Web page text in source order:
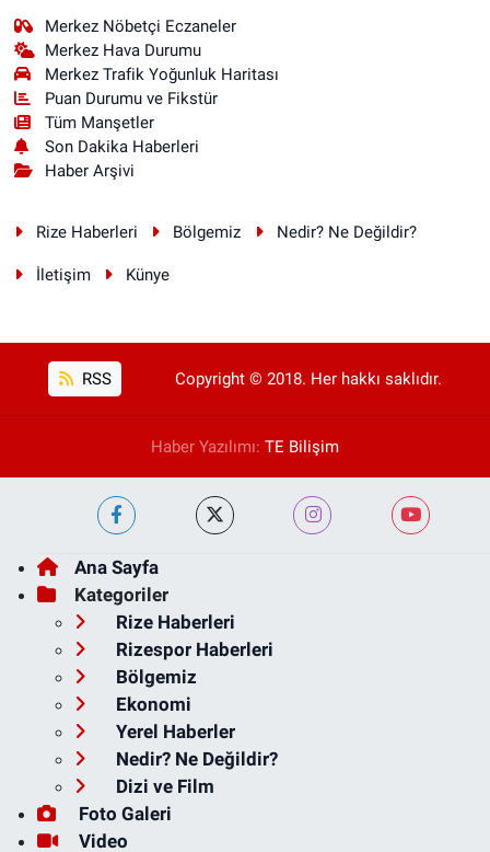
Merkez Nöbetçi Eczaneler
Merkez Hava Durumu
Merkez Trafik Yoğunluk Haritası
Puan Durumu ve Fikstür
Tüm Manşetler
Son Dakika Haberleri
Haber Arşivi
Rize Haberleri Bölgemiz Nedir? Ne Değildir?
İletişim Künye
RSS Copyright © 2018. Her hakkı saklıdır.
Haber Yazılımı: TE Bilişim
Ana Sayfa
Kategoriler
Rize Haberleri
Rizespor Haberleri
Bölgemiz
Ekonomi
Yerel Haberler
Nedir? Ne Değildir?
Dizi ve Film
Foto Galeri
Video